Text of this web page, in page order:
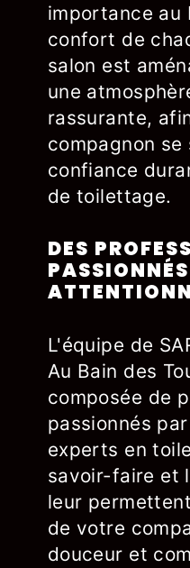
importance au
confort de
salon est
une
rassurante,
compagnon se
confiance
de toilettage.
DES
L'équipe de
Au Bain des
composée de
passionnés
experts en
savoir-faire et
leur
de votre
douceur et